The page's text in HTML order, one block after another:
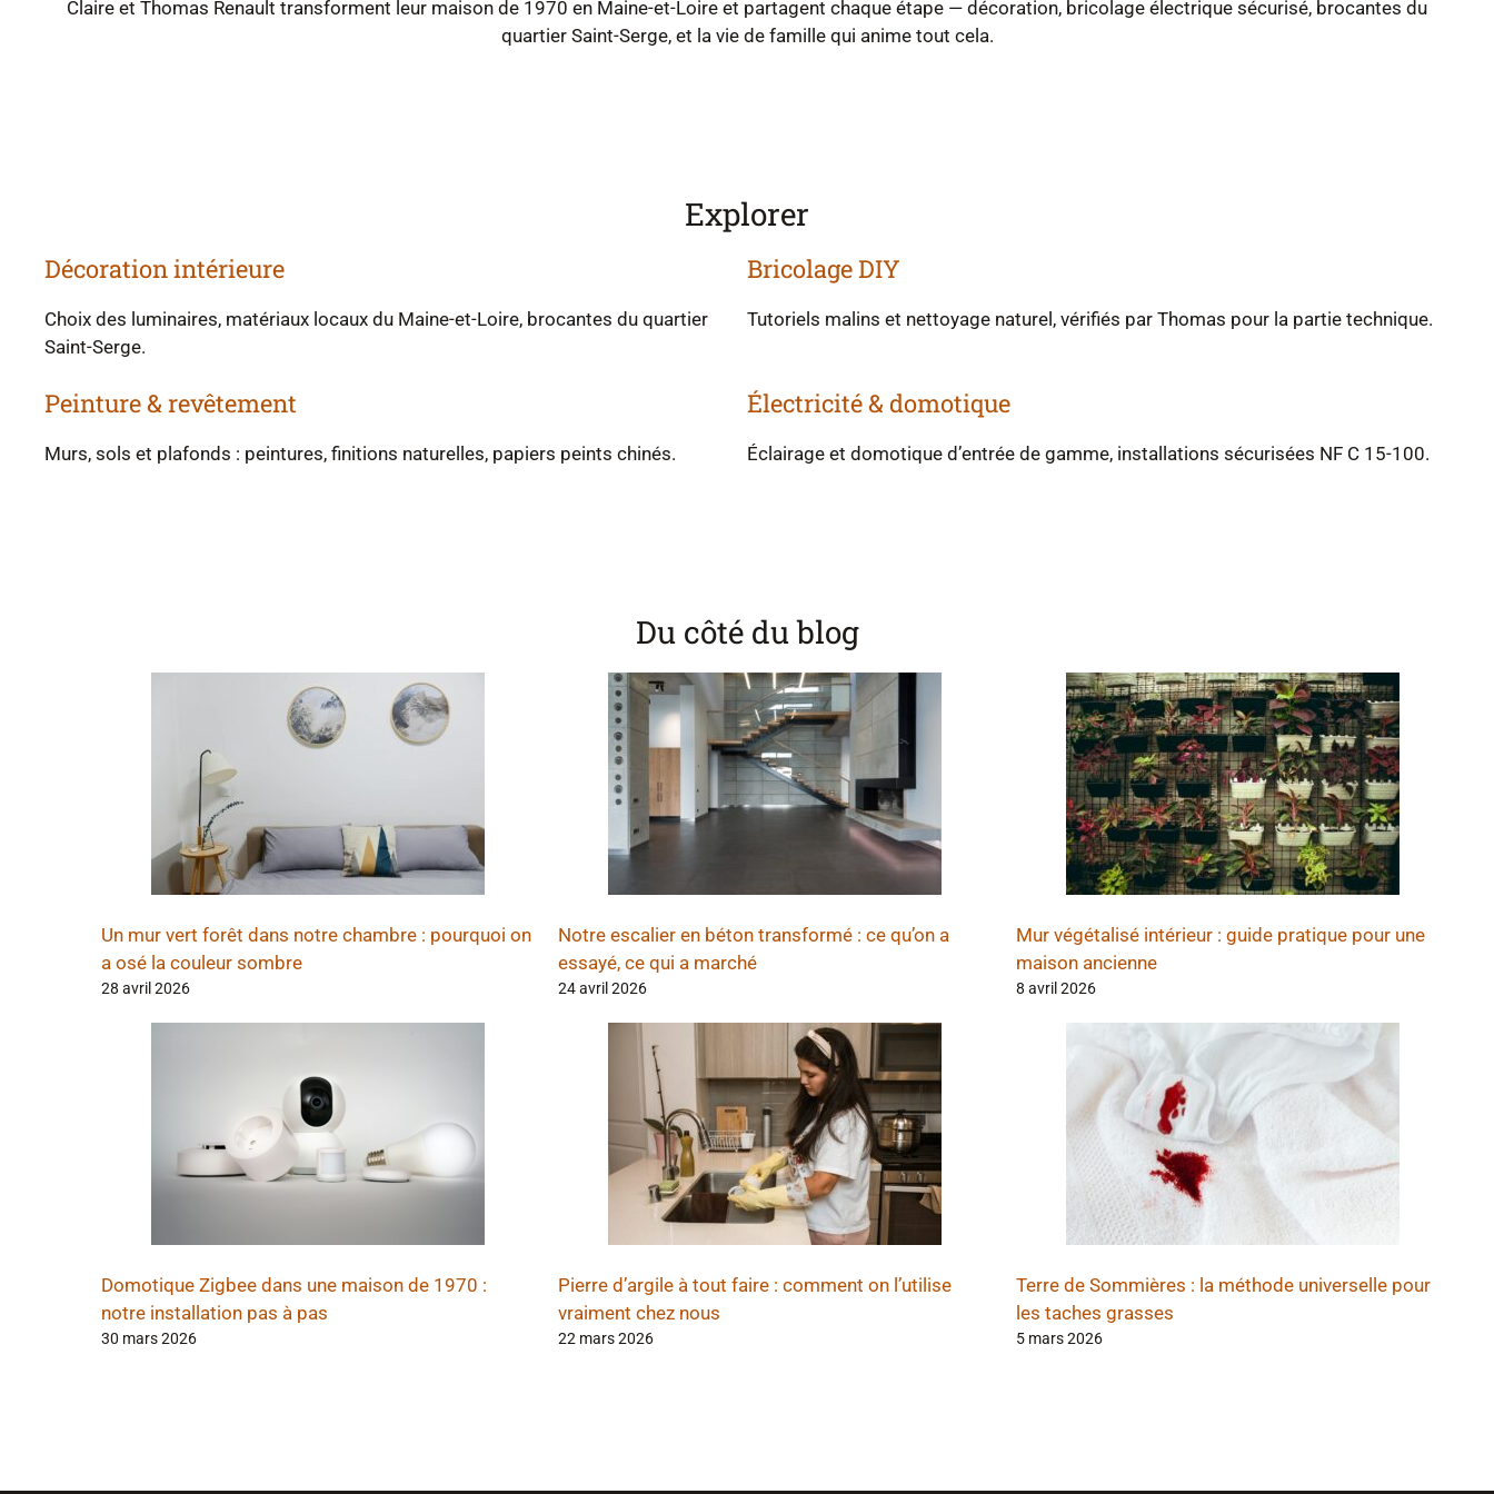
Claire et Thomas Renault transforment leur maison de 1970 en Maine-et-Loire et partagent chaque étape — décoration, bricolage électrique sécurisé, brocantes du
quartier Saint-Serge, et la vie de famille qui anime tout cela.
Explorer
Décoration intérieure
Choix des luminaires, matériaux locaux du Maine-et-Loire, brocantes du quartier
Saint-Serge.
Bricolage DIY
Tutoriels malins et nettoyage naturel, vérifiés par Thomas pour la partie technique.
Peinture & revêtement
Murs, sols et plafonds : peintures, finitions naturelles, papiers peints chinés.
Électricité & domotique
Éclairage et domotique d’entrée de gamme, installations sécurisées NF C 15-100.
Du côté du blog
Un mur vert forêt dans notre chambre : pourquoi on
a osé la couleur sombre
28 avril 2026
Notre escalier en béton transformé : ce qu’on a
essayé, ce qui a marché
24 avril 2026
Mur végétalisé intérieur : guide pratique pour une
maison ancienne
8 avril 2026
Domotique Zigbee dans une maison de 1970 :
notre installation pas à pas
30 mars 2026
Pierre d’argile à tout faire : comment on l’utilise
vraiment chez nous
22 mars 2026
Terre de Sommières : la méthode universelle pour
les taches grasses
5 mars 2026